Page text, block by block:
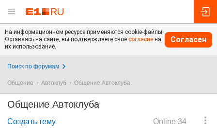
На информационном ресурсе применяются cookie-файлы.
Оставаясь на сайте, вы подтверждаете свое согласие на
их использование.
Согласен
Поиск по форумам
Общение Автоклуб Общение Автоклуба
Общение Автоклуба
Online 34
Создать тему